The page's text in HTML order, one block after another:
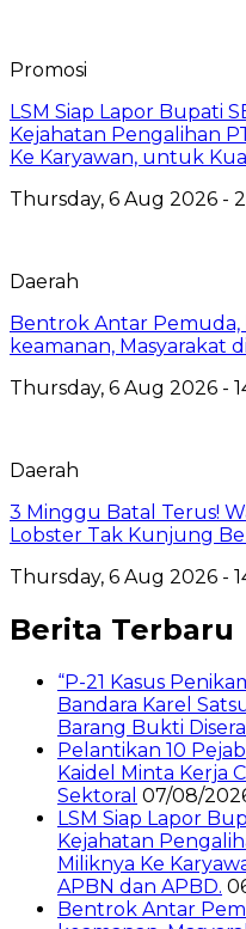
Promosi
LSM Siap Lapor Bupati
Kejahatan Pengalihan
Ke Karyawan, untuk
Thursday, 6 Aug 2026 -
Daerah
Bentrok Antar Pemuda,
keamanan, Masyarakat
Thursday, 6 Aug 2026 -
Daerah
3 Minggu Batal Terus!
Lobster Tak Kunjung
Thursday, 6 Aug 2026 -
Berita Terbaru
“P-21 Kasus
Bandara Karel
Barang Bukti
Pelantikan 10
Kaidel Minta Kerja
Sektoral 07/08/
LSM Siap Lapor
Kejahatan
Miliknya Ke
APBN dan APBD.
Bentrok Antar